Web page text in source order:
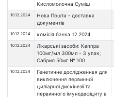
Кисломолочна Cуміш
10.12.2024
Нова Пошта - доставка
документів
10.12.2024 комісія банка 12.2024
10.12.2024
Лікарські засоби: Кеппра
100мг/мл 300мл - 3 упак;
Сабрил 50мг № 100
10.12.2024
Генетичне дослідженная для
виключення первинної
циліарної дискінезії та
первинного імунодефіциту в